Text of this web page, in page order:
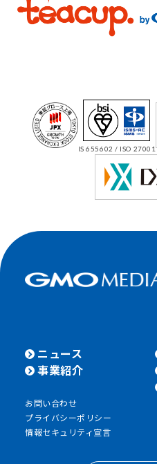
IS 655602 / ISO 27001
ニュース
事業紹介
お問い合わせ
プライバシーポリシー
情報セキュリティ宣言